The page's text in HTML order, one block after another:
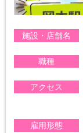
施設・店舗名
職種
アクセス
雇用形態